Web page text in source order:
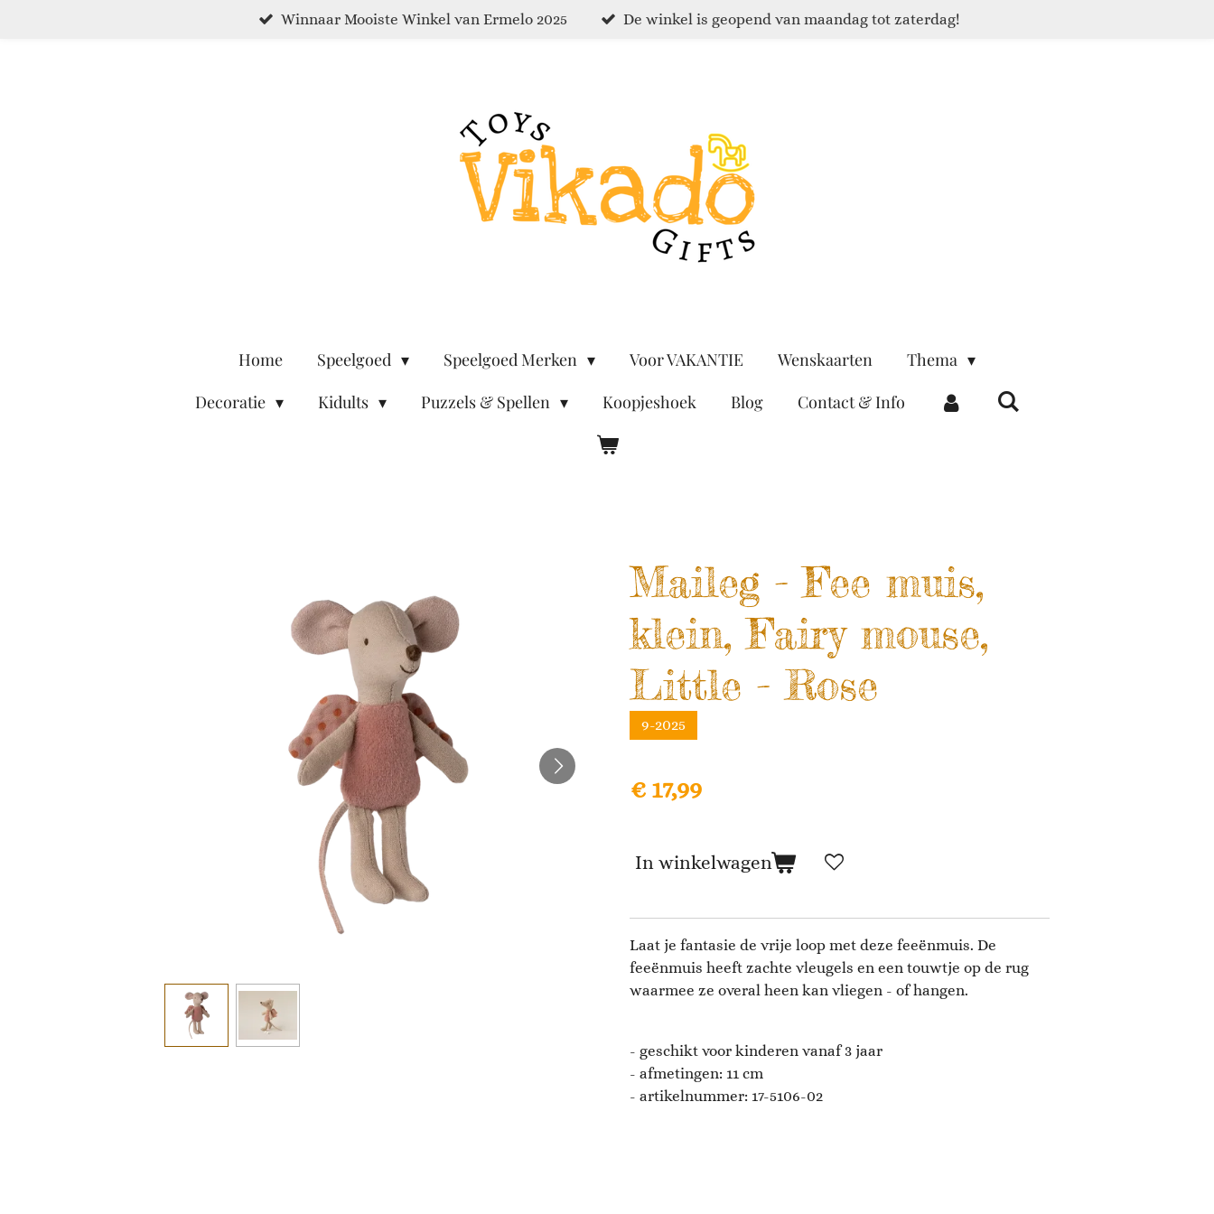
Winnaar Mooiste Winkel van Ermelo 2025 De winkel is geopend van maandag tot zaterdag!
Home Speelgoed Speelgoed Merken Voor VAKANTIE Wenskaarten
Thema
Decoratie
Kidults Puzzels & Spellen Koopjeshoek Blog Contact & Info
Maileg - Fee muis,
klein, Fairy mouse,
Little - Rose
9-2025
€ 17,99
In winkelwagen
Laat je fantasie de vrije loop met deze feeënmuis. De
feeënmuis heeft zachte vleugels en een touwtje op de rug
waarmee ze overal heen kan vliegen - of hangen.
- geschikt voor kinderen vanaf 3 jaar
- afmetingen: 11 cm
- artikelnummer: 17-5106-02